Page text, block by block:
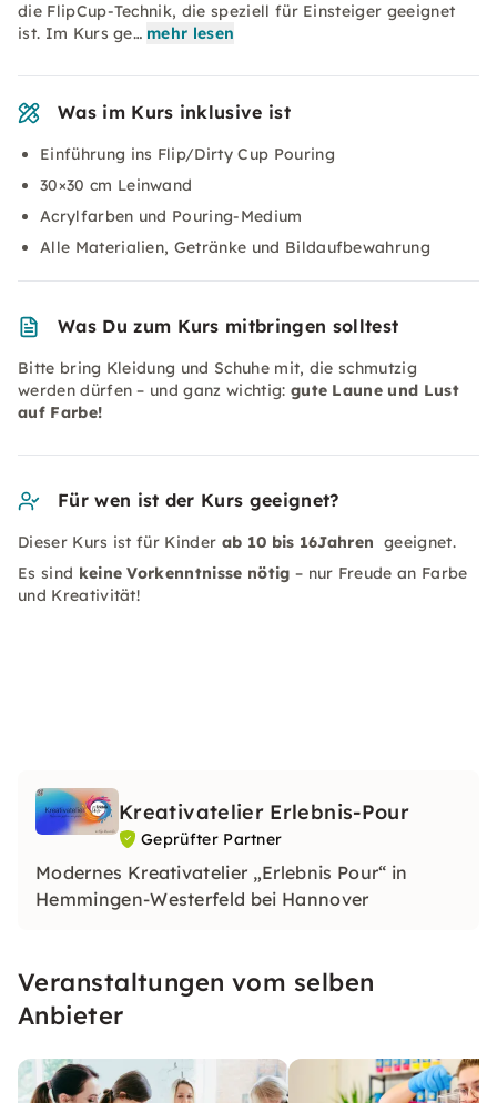
die FlipCup-Technik, die speziell für Einsteiger geeignet
ist. Im Kurs ge… mehr lesen
Was im Kurs inklusive ist
Einführung ins Flip/Dirty Cup Pouring
30×30 cm Leinwand
Acrylfarben und Pouring-Medium
Alle Materialien, Getränke und Bildaufbewahrung
Was Du zum Kurs mitbringen solltest
Bitte bring Kleidung und Schuhe mit, die schmutzig
werden dürfen – und ganz wichtig: gute Laune und Lust
auf Farbe!
Für wen ist der Kurs geeignet?
Dieser Kurs ist für Kinder ab 10 bis 16Jahren geeignet.
Es sind keine Vorkenntnisse nötig – nur Freude an Farbe
und Kreativität!
Kreativatelier Erlebnis-Pour
Geprüfter Partner
Modernes Kreativatelier „Erlebnis Pour“ in
Hemmingen-Westerfeld bei Hannover
Veranstaltungen vom selben
Anbieter